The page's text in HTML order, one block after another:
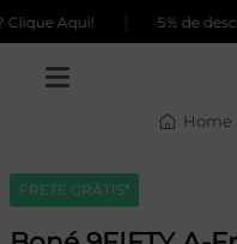
Aqui! 5% de
Home
FRETE GRÁTIS*